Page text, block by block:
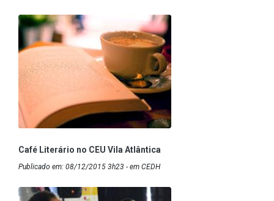
Café Literário no CEU Vila Atlântica
Publicado em: 08/12/2015 3h23 - em CEDH